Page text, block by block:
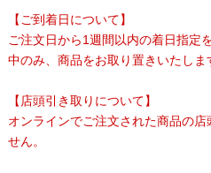
【ご到着日について】
ご注文日から1週間以内の着日指定
中のみ、商品をお取り置きいたしま
【店頭引き取りについて】
オンラインでご注文された商品の
せん。